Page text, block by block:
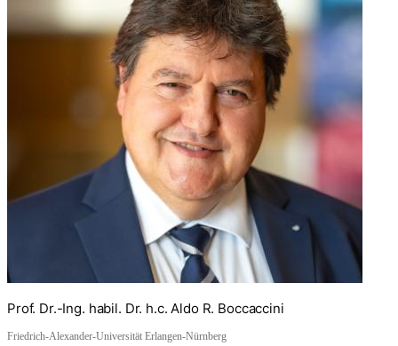
Prof. Dr.-Ing. habil. Dr. h.c. Aldo R. Boccaccini
Friedrich-Alexander-Universität Erlangen-Nürnberg